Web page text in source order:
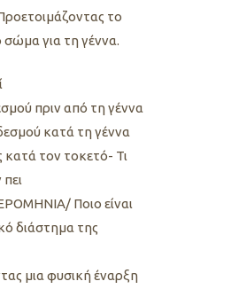
το
σώμα για τη γέννα.
πριν από τη γέννα
κατά τη γέννα
κατά τον τοκετό- Τι
Ποιο είναι
διάστημα της
μια φυσική έναρξη